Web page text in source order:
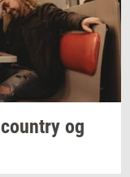
co­un­try og